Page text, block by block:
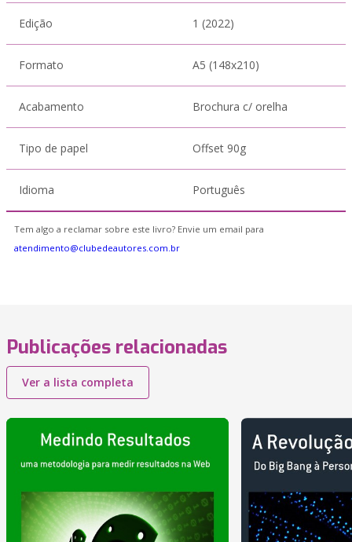
Edição 1 (2022)
Formato A5 (148x210)
Acabamento Brochura c/ orelha
Tipo de papel Offset 90g
Idioma Português
Tem algo a reclamar sobre este livro? Envie um email para
atendimento@clubedeautores.com.br
Publicações relacionadas
Ver a lista completa